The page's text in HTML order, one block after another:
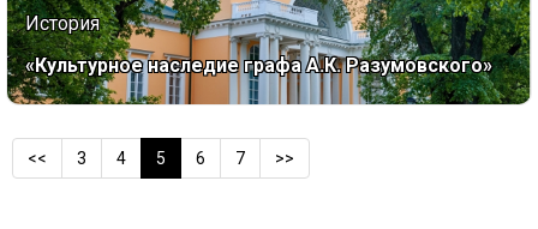
История
«Культурное наследие графа А.К. Разумовского»
<< 3 4 5 6 7 >>